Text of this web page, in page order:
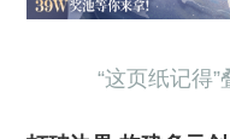
“这页纸记得